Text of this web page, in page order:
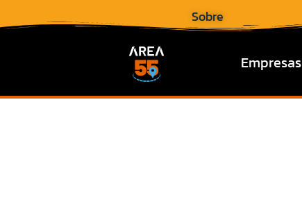
Sobre
Empresas